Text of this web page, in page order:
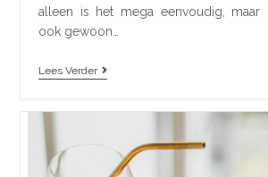
alleen is het mega eenvoudig, maar
ook gewoon…
Lees Verder